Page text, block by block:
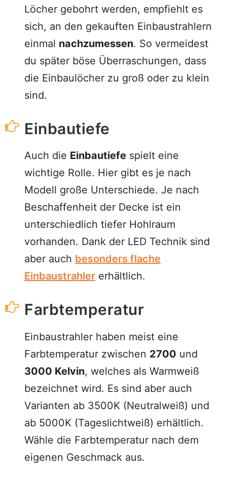
Löcher gebohrt werden, empfiehlt es
sich, an den gekauften Einbaustrahlern
einmal nachzumessen. So vermeidest
du später böse Überraschungen, dass
die Einbaulöcher zu groß oder zu klein
sind.
Einbautiefe
Auch die Einbautiefe spielt eine
wichtige Rolle. Hier gibt es je nach
Modell große Unterschiede. Je nach
Beschaffenheit der Decke ist ein
unterschiedlich tiefer Hohlraum
vorhanden. Dank der LED Technik sind
aber auch besonders flache
Einbaustrahler erhältlich.
Farbtemperatur
Einbaustrahler haben meist eine
Farbtemperatur zwischen 2700 und
3000 Kelvin, welches als Warmweiß
bezeichnet wird. Es sind aber auch
Varianten ab 3500K (Neutralweiß) und
ab 5000K (Tageslichtweiß) erhältlich.
Wähle die Farbtemperatur nach dem
eigenen Geschmack aus.